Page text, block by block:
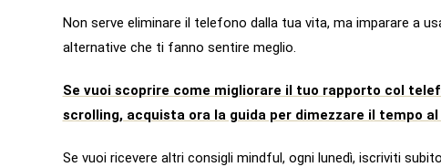
Non serve eliminare il telefono dalla tua vita, ma imparare a
alternative che ti fanno sentire meglio.
Se vuoi scoprire come migliorare il tuo rapporto col
scrolling, acquista ora la guida per dimezzare il tempo
Se vuoi ricevere altri consigli mindful, ogni lunedì, iscriviti